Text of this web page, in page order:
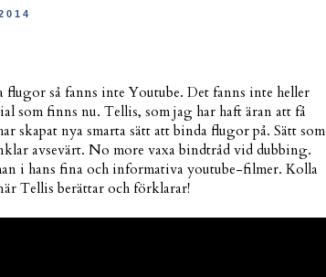
flugor så fanns inte Youtube. Det fanns inte heller
som finns nu. Tellis, som jag har haft äran att få
skapat nya smarta sätt att binda flugor på. Sätt som
avsevärt. No more vaxa bindtråd vid dubbing.
i hans fina och informativa youtube-filmer. Kolla
Tellis berättar och förklarar!